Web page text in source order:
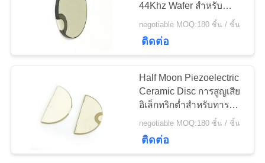
นิก
Transducer ทางการ
แพทย์ล้ำเสียง
41
44Khz Wafer สำหรับ
ทำความสะอาดทรานสดิว
negotiable MOQ:180 ชิ้น / ชิ้น
ติดต่อ
Half Moon Piezoelectric
Ceramic Disc การสูญเสีย
อิเล็กทริกต่ำสำหรับทารก
ในครรภ์ Doppler
negotiable MOQ:180 ชิ้น / ชิ้น
ติดต่อ